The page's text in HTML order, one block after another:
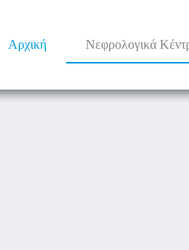
Αρχική Νεφρολογικά